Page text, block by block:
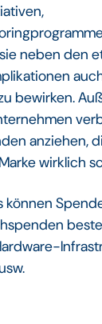
neben den
bewirken.
anziehen,
wirklich
können